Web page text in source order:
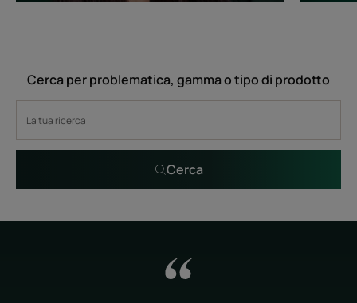
Cerca per problematica, gamma o tipo di prodotto
Cerca